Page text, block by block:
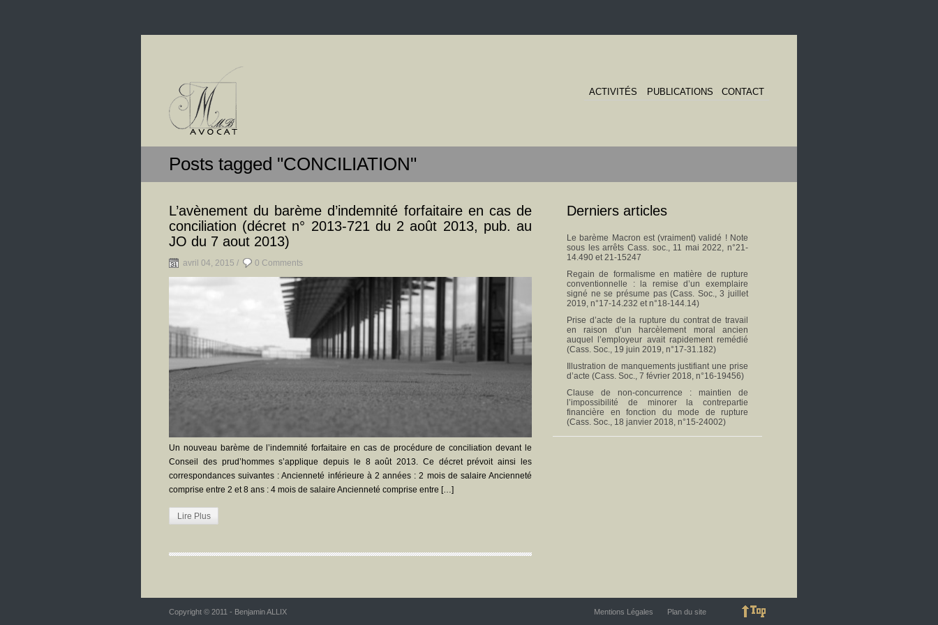
ACTIVITÉS PUBLICATIONS CONTACT
Posts tagged "CONCILIATION"
L’avènement du barème d’indemnité forfaitaire en cas de
conciliation (décret n° 2013-721 du 2 août 2013, pub. au
JO du 7 aout 2013)
avril 04, 2015 / 0 Comments
Un nouveau barème de l’indemnité forfaitaire en cas de procédure de conciliation devant le
Conseil des prud’hommes s’applique depuis le 8 août 2013. Ce décret prévoit ainsi les
correspondances suivantes : Ancienneté inférieure à 2 années : 2 mois de salaire Ancienneté
comprise entre 2 et 8 ans : 4 mois de salaire Ancienneté comprise entre […]
Lire Plus
Derniers articles
Le barème Macron est (vraiment) validé ! Note
sous les arrêts Cass. soc., 11 mai 2022, n°21-
14.490 et 21-15247
Regain de formalisme en matière de rupture
conventionnelle : la remise d’un exemplaire
signé ne se présume pas (Cass. Soc., 3 juillet
2019, n°17-14.232 et n°18-144.14)
Prise d’acte de la rupture du contrat de travail
en raison d’un harcèlement moral ancien
auquel l’employeur avait rapidement remédié
(Cass. Soc., 19 juin 2019, n°17-31.182)
Illustration de manquements justifiant une prise
d’acte (Cass. Soc., 7 février 2018, n°16-19456)
Clause de non-concurrence : maintien de
l’impossibilité de minorer la contrepartie
financière en fonction du mode de rupture
(Cass. Soc., 18 janvier 2018, n°15-24002)
Copyright © 2011 - Benjamin ALLIX Mentions Légales Plan du site